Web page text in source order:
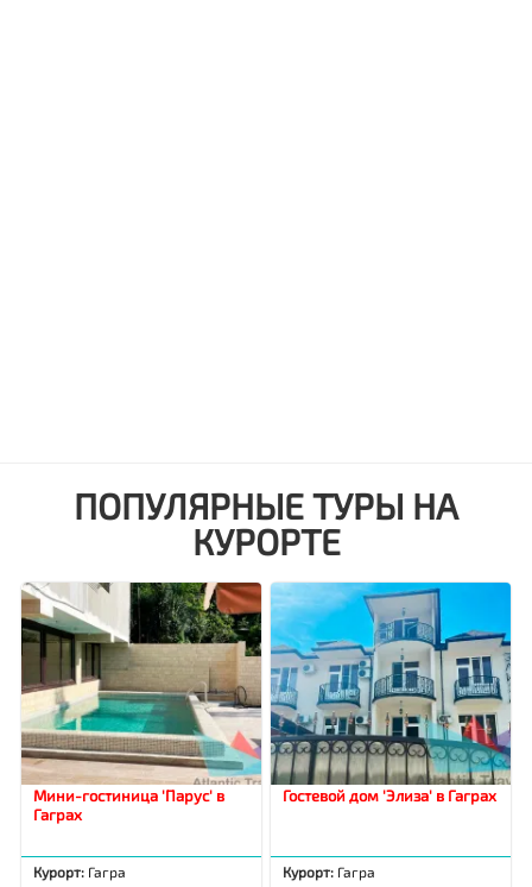
ПОПУЛЯРНЫЕ ТУРЫ НА
КУРОРТЕ
Мини-гостиница 'Парус' в
Гаграх
Курорт: Гагра
Гостевой дом 'Элиза' в Гаграх
Курорт: Гагра